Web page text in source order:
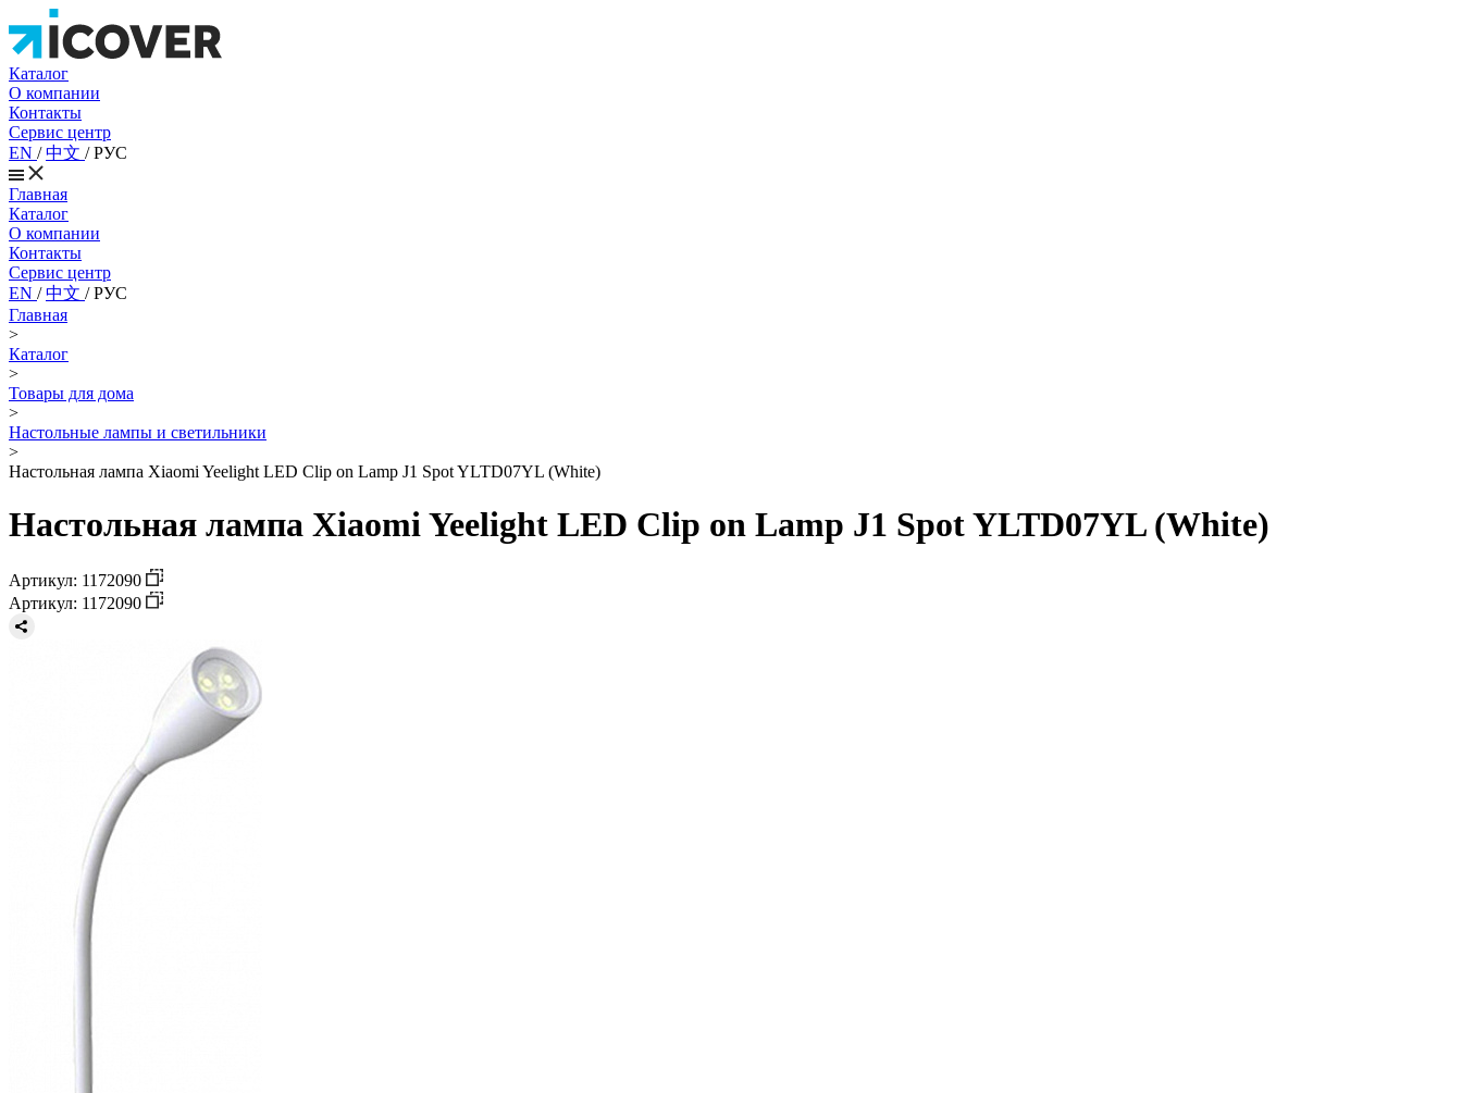
Каталог
О компании
Контакты
Сервис центр
EN /中文 /РУС
Главная
Каталог
О компании
Контакты
Сервис центр
EN /中文 /РУС
Главная
>
Каталог
>
Товары для дома
>
Настольные лампы и светильники
>
Настольная лампа Xiaomi Yeelight LED Clip on Lamp J1 Spot YLTD07YL (White)
Настольная лампа Xiaomi Yeelight LED Clip on Lamp J1 Spot YLTD07YL (White)
Артикул: 1172090
Артикул: 1172090